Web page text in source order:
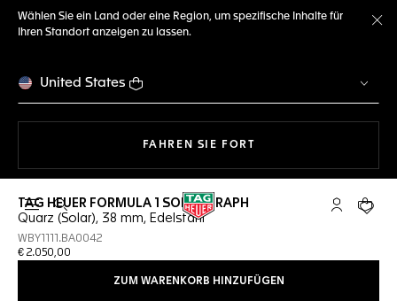
Wählen Sie ein Land oder eine Region, um spezifische Inhalte für
Ihren Standort anzeigen zu lassen.
United States
FAHREN SIE FORTMIT DER NAVIGATION
Suche öffnen My TAG
Ihr
TAG HEUER FORMULA 1 SOLARGRAPH
Quarz (Solar), 38 mm, Edelstahl
WBY1111.BA0042
€ 2.050,00
ZUM WARENKORB HINZUFÜGEN